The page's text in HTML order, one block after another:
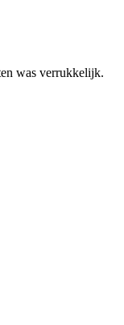
was verrukkelijk.